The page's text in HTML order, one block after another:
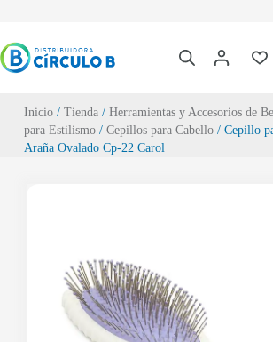
Inicio/ Tienda/ Herramientas y Accesorios de
para Estilismo/ Cepillos para Cabello/ Cepillo
Araña Ovalado Cp-22 Carol